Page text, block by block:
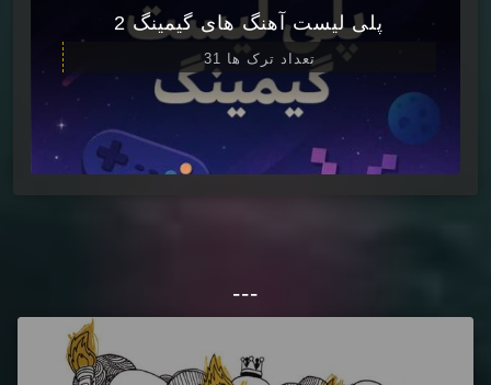
پلی لیست آهنگ های گیمینگ 2
تعداد ترک ها 31
---